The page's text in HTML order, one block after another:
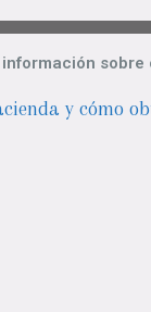
información sobre
y cómo